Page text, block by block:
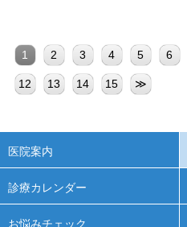
1 2 3 4 5 6
12 13 14 15 ≫
医院案内
診療カレンダー
お悩みチェック